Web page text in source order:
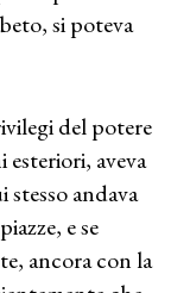
si poteva
del potere
esteriori, aveva
andava
e se
ancora con la